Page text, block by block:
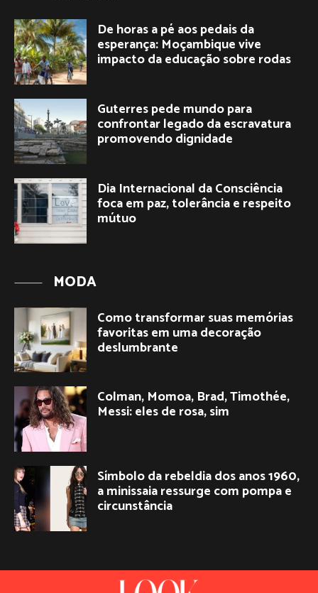
De horas a pé aos pedais da
esperança: Moçambique vive
impacto da educação sobre rodas
Guterres pede mundo para
confrontar legado da escravatura
promovendo dignidade
Dia Internacional da Consciência
foca em paz, tolerância e respeito
mútuo
MODA
Como transformar suas memórias
favoritas em uma decoração
deslumbrante
Colman, Momoa, Brad, Timothée,
Messi: eles de rosa, sim
Símbolo da rebeldia dos anos 1960,
a minissaia ressurge com pompa e
circunstância